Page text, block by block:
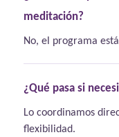
meditación?
No, el programa
¿Qué pasa si
Lo coordinamos
flexibilidad.